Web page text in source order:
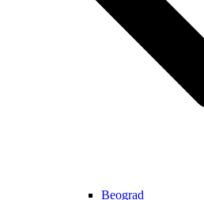
Beograd